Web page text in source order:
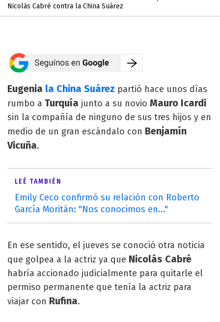
Nicolás Cabré contra la China Suárez
Eugenia la China Suárez partió hace unos días
rumbo a Turquía junto a su novio Mauro Icardi
sin la compañía de ninguno de sus tres hijos y en
medio de un gran escándalo con Benjamín
Vicuña.
LEÉ TAMBIÉN
Emily Ceco confirmó su relación con Roberto
García Moritán: "Nos conocimos en..."
En ese sentido, el jueves se conoció otra noticia
que golpea a la actriz ya que Nicolás Cabré
habría accionado judicialmente para quitarle el
permiso permanente que tenía la actriz para
viajar con Rufina.